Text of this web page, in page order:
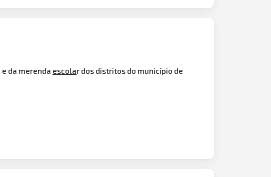
da merenda escolar dos distritos do município de